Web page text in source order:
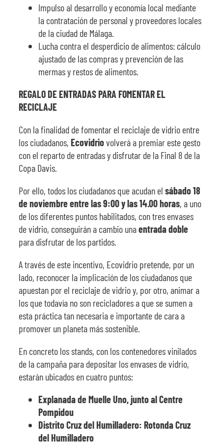
Impulso al desarrollo y economía local mediante
la contratación de personal y proveedores locales
de la ciudad de Málaga.
Lucha contra el desperdicio de alimentos: cálculo
ajustado de las compras y prevención de las
mermas y restos de alimentos.
REGALO DE ENTRADAS PARA FOMENTAR EL
RECICLAJE
Con la finalidad de fomentar el reciclaje de vidrio entre
los ciudadanos, Ecovidriovolverá a premiar este gesto
con el reparto de entradas y disfrutar de la Final 8 de la
Copa Davis.
Por ello, todos los ciudadanos que acudan el sábado 18
de noviembre entre las 9:00 y las 14.00 horas, a uno
de los diferentes puntos habilitados, con tres envases
de vidrio, conseguirán a cambio unaentrada doble
para disfrutar de los partidos.
A través de este incentivo, Ecovidrio pretende, por un
lado, reconocer la implicación de los ciudadanos que
apuestan por el reciclaje de vidrio y, por otro, animar a
los que todavía no son recicladores a que se sumen a
esta práctica tan necesaria e importante de cara a
promover un planeta más sostenible.
En concreto los stands, con los contenedores vinilados
de la campaña para depositar los envases de vidrio,
estarán ubicados en cuatro puntos:
Explanada de Muelle Uno, junto al Centre
Pompidou
Distrito Cruz del Humilladero: Rotonda Cruz
del Humilladero